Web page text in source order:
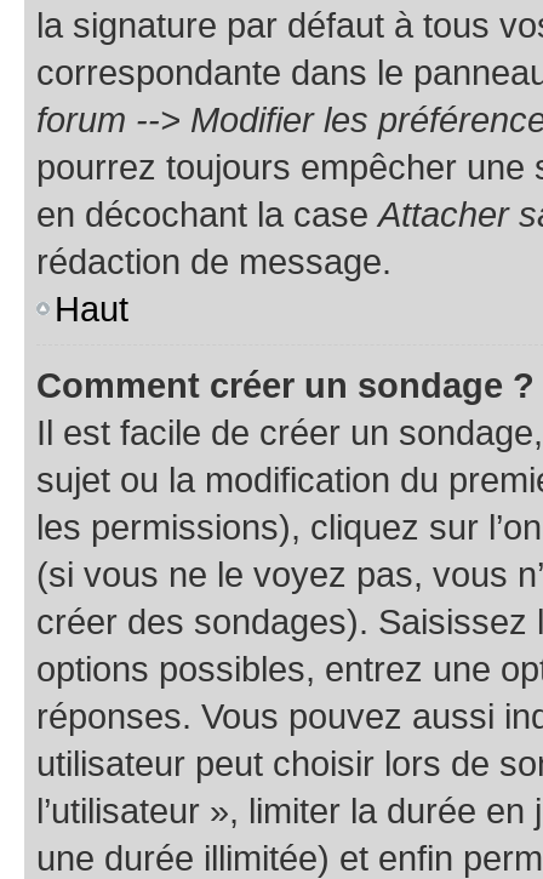
la signature par défaut à tous
correspondante dans le
forum --> Modifier les
pourrez toujours empêcher une
en décochant la caseAttacher
rédaction de message.
Haut
Comment créer un sondage ?
Il est facile de créer un
sujet ou la modification du
les permissions), cliquez sur
(si vous ne le voyez pas, vous
créer des sondages).
options possibles, entrez une
réponses. Vous pouvez aussi
utilisateur peut choisir lors de
l’utilisateur », limiter la durée
une durée illimitée) et enfin